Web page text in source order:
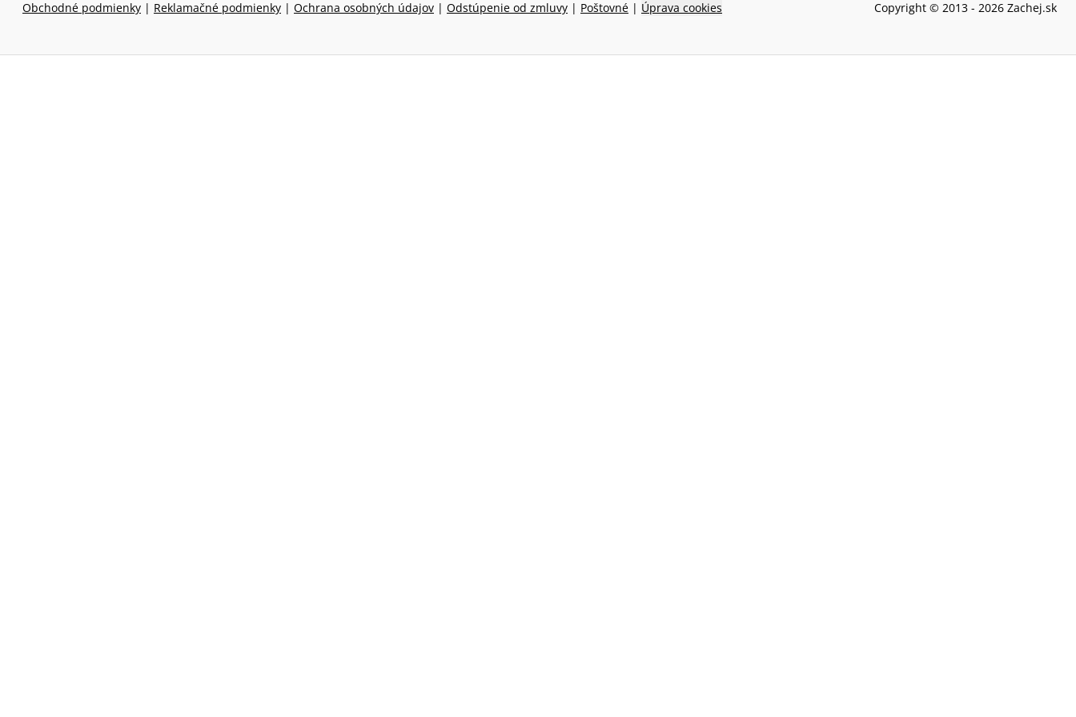
Obchodné podmienky | Reklamačné podmienky | Ochrana osobných údajov | Odstúpenie od zmluvy | Poštovné | Úprava cookies Copyright © 2013 - 2026 Zachej.sk